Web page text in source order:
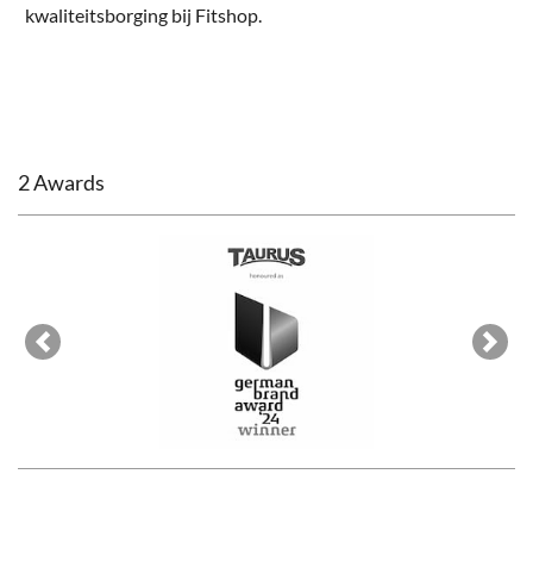
kwaliteitsborging bij Fitshop.
2 Awards
Previous Next